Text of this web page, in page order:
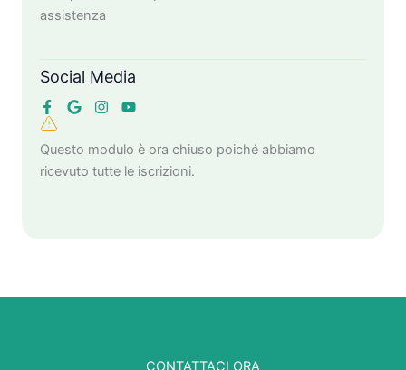
assistenza
Social Media
Questo modulo è ora chiuso poiché abbiamo
ricevuto tutte le iscrizioni.